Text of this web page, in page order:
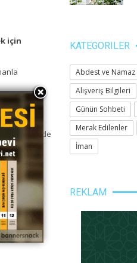
için
ve zâniler de
KATEGORILER
Abdest ve Namaz
Alışveriş Bilgileri
Günün Sohbeti
Merak Edilenler
İman
REKLAM